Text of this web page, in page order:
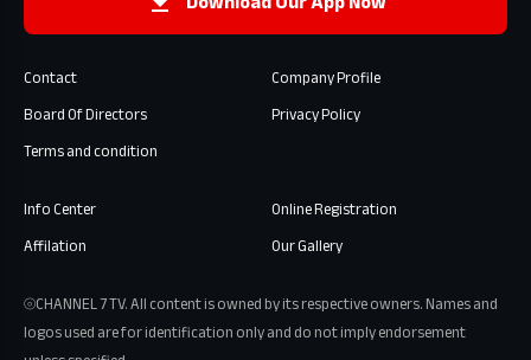
Contact
Company Profile
Board Of Directors
Privacy Policy
Terms and condition
Info Center
Online Registration
Affilation
Our Gallery
⦾CHANNEL 7 TV. All content is owned by its respective owners. Names and
logos used are for identification only and do not imply endorsement